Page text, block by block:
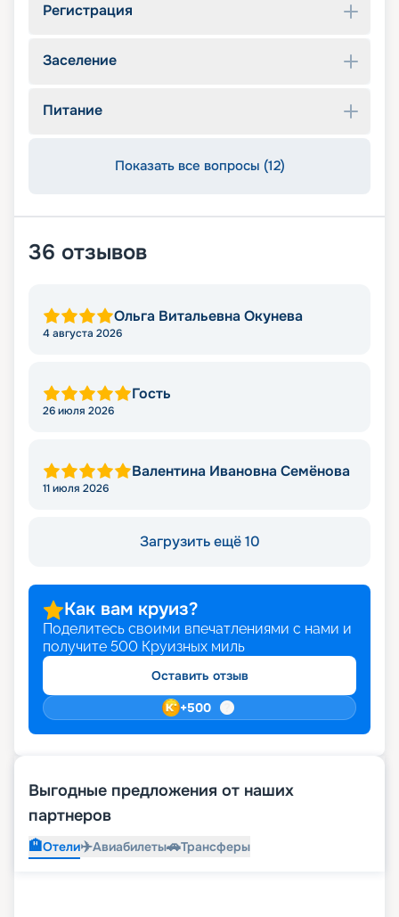
Регистрация
Заселение
Питание
Показать все вопросы (12)
36 отзывов
Ольга Витальевна Окунева
4 августа 2026
Гость
26 июля 2026
Валентина Ивановна Семёнова
11 июля 2026
Загрузить ещё 10
Как вам круиз?
Поделитесь своими впечатлениями с нами и
получите 500 Круизных миль
Оставить отзыв
+500
Выгодные предложения от наших
партнеров
🏨Отели✈️Авиабилеты🚗Трансферы